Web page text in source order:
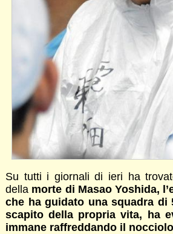
Su tutti i giornali di ieri ha
della morte di Masao Yoshida,
che ha guidato una squadra di
scapito della propria vita, ha
immane raffreddando il